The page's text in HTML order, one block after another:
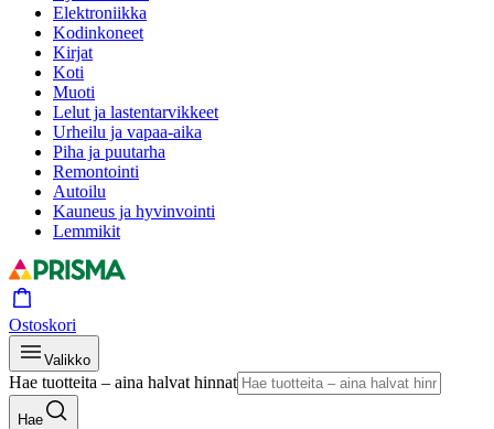
Elektroniikka
Kodinkoneet
Kirjat
Koti
Muoti
Lelut ja lastentarvikkeet
Urheilu ja vapaa-aika
Piha ja puutarha
Remontointi
Autoilu
Kauneus ja hyvinvointi
Lemmikit
Ostoskori
Valikko
Hae tuotteita – aina halvat hinnat
Hae